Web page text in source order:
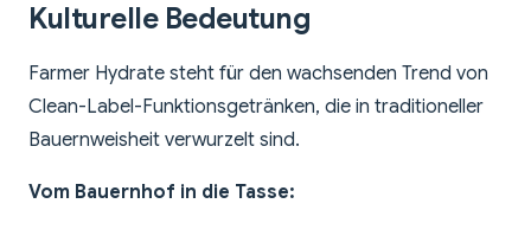
Kulturelle Bedeutung
Farmer Hydrate steht für den wachsenden Trend von
Clean-Label-Funktionsgetränken, die in traditioneller
Bauernweisheit verwurzelt sind.
Vom Bauernhof in die Tasse: